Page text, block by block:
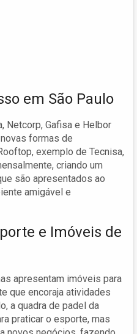
em São Paulo
Netcorp, Gafisa e Helbor
formas de
exemplo de Tecnisa,
criando um
são apresentados ao
amigável e
e Imóveis de
apresentam imóveis para
que encoraja atividades
a quadra de padel da
praticar o esporte, mas